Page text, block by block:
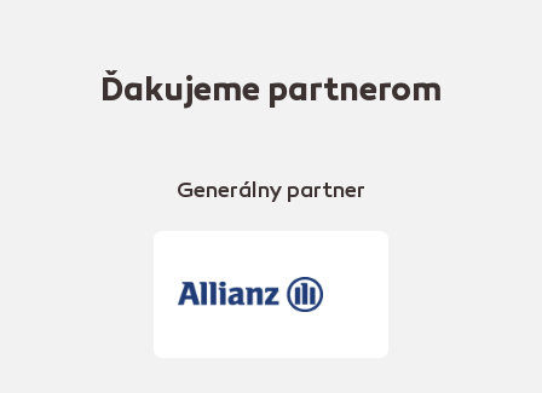
Ďakujeme partnerom
Generálny partner